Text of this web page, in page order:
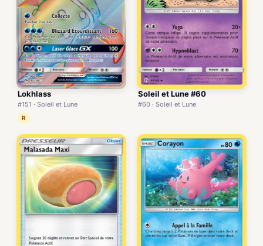
Lokhlass
#151 · Soleil et Lune
R
Soleil et Lune #60
#60 · Soleil et Lune